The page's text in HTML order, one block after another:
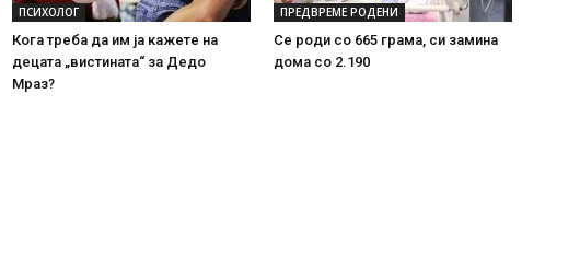
ПСИХОЛОГ
Кога треба да им ја кажете на
децата „вистината“ за Дедо
Мраз?
ПРЕДВРЕМЕ РОДЕНИ
Се роди со 665 грама, си замина
дома со 2.190